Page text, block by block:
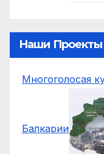
Наши Проекты
Многоголосая
Балкарии